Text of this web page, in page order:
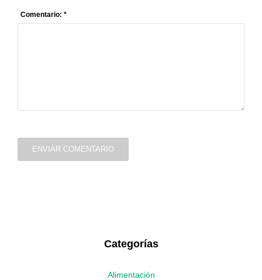
Comentario: *
ENVIAR COMENTARIO
Categorías
Alimentación